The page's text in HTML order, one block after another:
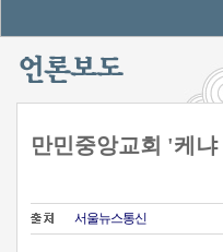
만민중앙교회 '케
서울뉴스통신